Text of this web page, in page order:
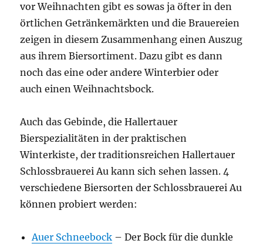
vor Weihnachten gibt es sowas ja öfter in den
örtlichen Getränkemärkten und die Brauereien
zeigen in diesem Zusammenhang einen Auszug
aus ihrem Biersortiment. Dazu gibt es dann
noch das eine oder andere Winterbier oder
auch einen Weihnachtsbock.
Auch das Gebinde, die Hallertauer
Bierspezialitäten in der praktischen
Winterkiste, der traditionsreichen Hallertauer
Schlossbrauerei Au kann sich sehen lassen. 4
verschiedene Biersorten der Schlossbrauerei Au
können probiert werden:
Auer Schneebock – Der Bock für die dunkle